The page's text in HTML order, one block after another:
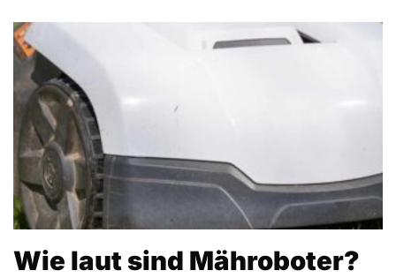
Wie laut sind Mähroboter?